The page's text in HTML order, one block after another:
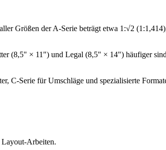
Größen der A-Serie beträgt etwa 1:√2
(8,5" × 11") und Legal (8,5" × 14") häufiger
C-Serie für Umschläge und spezialisierte
Arbeiten.